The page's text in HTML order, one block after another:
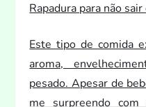
Rapadura para não
Este tipo de comida
aroma, envelhecimen
pesado. Apesar de
me surpreendo com